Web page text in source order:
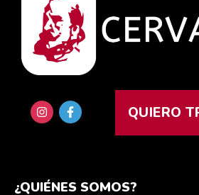
QUIERO
¿QUIÉNES SOMOS?